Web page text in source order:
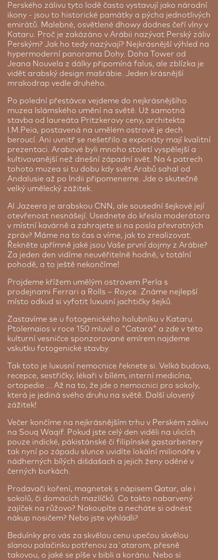
Manama | 1 noc
Hotel Monroe leží v centru bahrajnské Manamy ve
čtvrti Al Hoora. Moderní vzhled, prostorné a čisté
pokoje jsou místem, kde si příjemně odpočinete.
Ve standardu už máte mramorovou koupelnu a
součástí vašeho pokoje je i lednice, satelitní
televize, křesla s malým stolečkem a prostor pro
odložení zavazadel. Jen pár desítek metrů od
hotelu najdete supermarket a za 5 minut chůze
jste ve slavném podniku Hard Rock`s Cafe. V
hotelu si můžete odpočinout při vnitřním i vnějším
bazénu, absolvovat masáž, vyzkoušet hammam
nebo si zacvičit v tělocvičně. Pokud máte chuť na
arabskou kuchyni, přímo v hotelu je podnik se
jménem Rozina, kde se výborně najíte.
Al Falaj Hotel ★★★
Muskat | 3 noci
Al Falaj v centrální části moderního Muskatu
působí jako oáza klidu. Hotel má v sobě nádech
luxusu a vy si ho užijete buď ve vašem pokoji, nebo
v areálu, který nabízí tenisové kurty, dva venkovní
bazény i vynikající restaurace. Prostorné pokoje
jsou zařízeny stylově. Jsou čisté, světlé, se satelitní
televizí, vlastním sociálním zařízením, minibarem
a některé z pokojů nabízejí i výhled na město.
Slavný souq v Mutrahu je od hotelu vzdálen jen
Cena od:20 670 Kč
Nejlepší hotely světa: Gevora hotel Dubaj | 3 noci
Nově otevřený hotel, který odráží ambice Dubaje.
356 metrů vysoká budova je nejvyšším hotelem na
světě. Užijte si panorama moderní metropole a
blízkost nejvyšší budovy světa Burj Khalifa.
Neomezené možnosti nákupů, zábavy,
gastronomie, kultury, odpočinku a pokud máte
pocit, že té moderny je už hodně, tak si odskočte
do staré Dubaje a zavzpomínejte na 60.
léta. Cena je za 1 osobu sdílející pokoj pro dvě
osoby
Cena od:
1/1 Pokoj
Příplatek za jednolůžkový pokoj
Pokud se přihlásíte na zájezd s žádostí na
doubytování - tato služba není garantovaná. CK
SEN nemůže ručit za absolvování zájezdu
doubytovanou osobou. Pokud druhá osoba na
zájezd nepocestuje, bude v rámci doplatku nutné
uhradit příplatek za 1/1 pokoj.
Cena od:14 040 Kč
Perského zálivu tyto lodě často vystavují jako národní
ikony - jsou to historické památky a pýcha jednotlivých
emirátů. Malebné, osvětlené dhowy dodnes čeří vlny v
Kataru. Proč je zakázáno v Arábii nazývat Perský záliv
Perským? Jak ho tedy nazývají? Nejkrásnější výhled na
hypermoderní panorama Dohy. Doha Tower od
Jeana Nouvela z dálky připomíná falus, ale zblízka je
vidět arabský design mašrábie. Jeden krásnější
mrakodrap vedle druhého.
Po polední přestávce vejdeme do nejkrásnějšího
muzea Islámského umění na světě. Už samotná
stavba od laureáta Pritzkerovy ceny, architekta
I.M.Peia, postavená na umělém ostrově je dech
beroucí. Ani uvnitř se nešetřilo a exponáty mají kvalitní
prezentaci. Arabové byli mnoho století vyspělejší a
kultivovanější než dnešní západní svět. Na 4 patrech
tohoto muzea si tu dobu kdy svět Arabů sahal od
Andalusie až po Indii připomeneme. Jde o skutečně
velký umělecký zážitek.
Al Jazeera je arabskou CNN, ale sousední šejkové její
otevřenost nesnášejí. Usednete do křesla moderátora
v místní kavárně a zahrajete si na posla převratných
zpráv? Máme na to čas a víme, jak to zrealizovat.
Řekněte upřímně jaké jsou Vaše první dojmy z Arábie?
Za jeden den vidíme neuvěřitelně hodně, v totální
pohodě, a to ještě nekončíme!
Projdeme křížem umělým ostrovem Perla s
prodejnami Ferrari a Rolls – Royce. Známe nejlepší
místo odkud si vyfotit luxusní jachtičky šejků.
Zastavíme se u fotogenického holubníku v Kataru.
Ptolemaios v roce 150 mluvil o "Catara" a zde v této
kulturní vesničce sponzorované emírem najdeme
vskutku fotogenické stavby.
Tak toto je luxusní nemocnice řeknete si. Velká budova,
recepce, sestřičky, lékaři v bílém, interní medicína,
ortopedie ... Až na to, že jde o nemocnici pro sokoly,
která je jediná svého druhu na světě. Další ulovený
zážitek!
Večer končíme na nejkrásnějším trhu v Perském zálivu
na Souq Waqif. Pokud jste celý den viděli na ulicích
pouze indické, pákistánské či filipínské gastarbeitery
tak nyní po západu slunce uvidíte lokální milionáře v
nádherných bílých dišdašach a jejich ženy oděné v
černých burkách.
Prodavači koření, magnetek s nápisem Qatar, ale i
sokolů, či domácích mazlíčků. Co takto nabarvený
zajíček na růžovo? Nakoupíte a necháte si odnést
nákup nosičem? Nebo jste vyhládli?
Beduínky pro vás za skvělou cenu upečou skvělou
slanou palačinku potřenou za`atarom, přesně
takovou, o jaké se píše v bibli a koránu. Nebo si